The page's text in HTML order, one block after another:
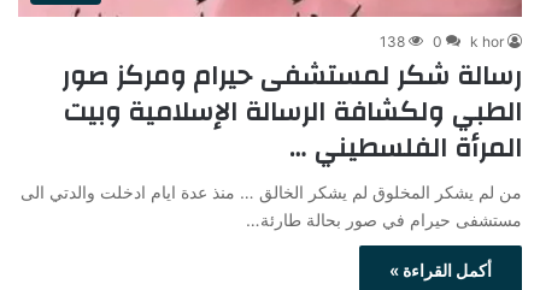
k hor
0
138
رسالة شكر لمستشفى حيرام ومركز صور
الطبي ولكشافة الرسالة الإسلامية وبيت
المرأة الفلسطيني …
من لم يشكر المخلوق لم يشكر الخالق … منذ عدة ايام ادخلت والدتي الى
مستشفى حيرام في صور بحالة طارئة…
أكمل القراءة »